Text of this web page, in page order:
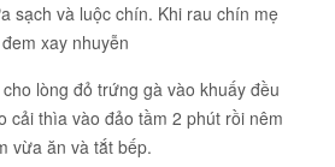
sạch và luộc chín. Khi rau chín mẹ
đem xay nhuyễn
lòng đỏ trứng gà vào khuấy đều
cải thìa vào đảo tầm 2 phút rồi nêm
vừa ăn và tắt bếp.